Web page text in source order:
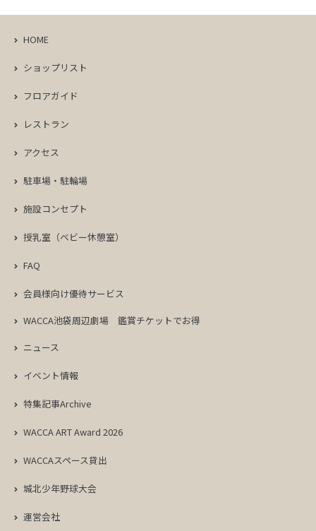
HOME
ショップリスト
フロアガイド
レストラン
アクセス
駐車場・駐輪場
施設コンセプト
授乳室（ベビー休憩室）
FAQ
会員様向け優待サービス
WACCA池袋周辺劇場 鑑賞チケットでお得
ニュース
イベント情報
特集記事Archive
WACCA ART Award 2026
WACCAスペース貸出
城北少年野球大会
運営会社